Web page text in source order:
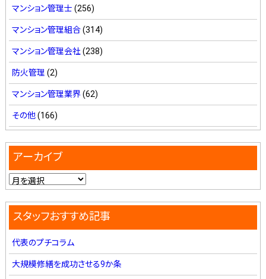
マンション管理士 (256)
マンション管理組合(314)
マンション管理会社 (238)
防火管理 (2)
マンション管理業界(62)
その他(166)
アーカイブ
スタッフおすすめ記事
代表のプチコラム
大規模修繕を成功させる9か条